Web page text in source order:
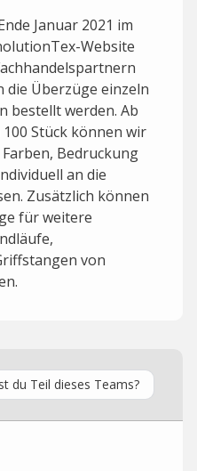
Januar 2021 im
Website
die Überzüge einzeln
bestellt werden. Ab
Stück können wir
Bedruckung
an die
Zusätzlich können
für weitere
von
du Teil dieses Teams?